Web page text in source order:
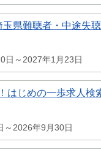
県難聴者・中途失
日～2027年1月23日
はじめの一歩求人検
～2026年9月30日